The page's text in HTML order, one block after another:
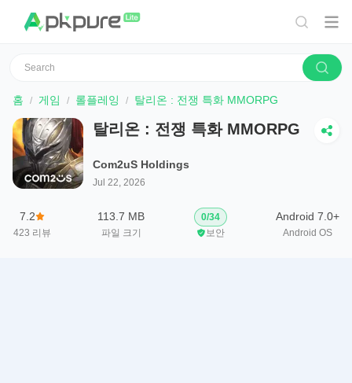
홈 게임 롤플레잉 탈리온 : 전쟁 특화 MMORPG
탈리온 : 전쟁 특화 MMORPG
Com2uS Holdings
Jul 22, 2026
7.2
423 리뷰
113.7 MB
파일 크기
0/34
보안
Android 7.0+
Android OS